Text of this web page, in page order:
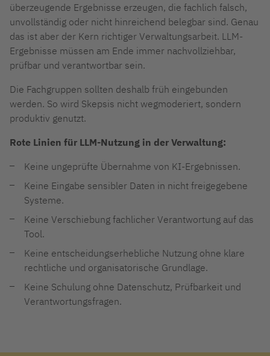
überzeugende Ergebnisse erzeugen, die fachlich falsch,
unvollständig oder nicht hinreichend belegbar sind. Genau
das ist aber der Kern richtiger Verwaltungsarbeit. LLM-
Ergebnisse müssen am Ende immer nachvollziehbar,
prüfbar und verantwortbar sein.
Die Fachgruppen sollten deshalb früh eingebunden
werden. So wird Skepsis nicht wegmoderiert, sondern
produktiv genutzt.
Rote Linien für LLM-Nutzung in der Verwaltung:
Keine ungeprüfte Übernahme von KI-Ergebnissen.
Keine Eingabe sensibler Daten in nicht freigegebene
Systeme.
Keine Verschiebung fachlicher Verantwortung auf das
Tool.
Keine entscheidungserhebliche Nutzung ohne klare
rechtliche und organisatorische Grundlage.
Keine Schulung ohne Datenschutz, Prüfbarkeit und
Verantwortungsfragen.